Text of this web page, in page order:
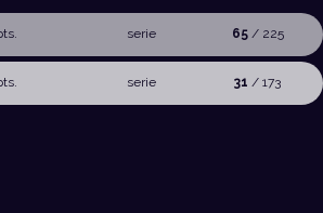
serie 65/ 225
serie 31 / 173